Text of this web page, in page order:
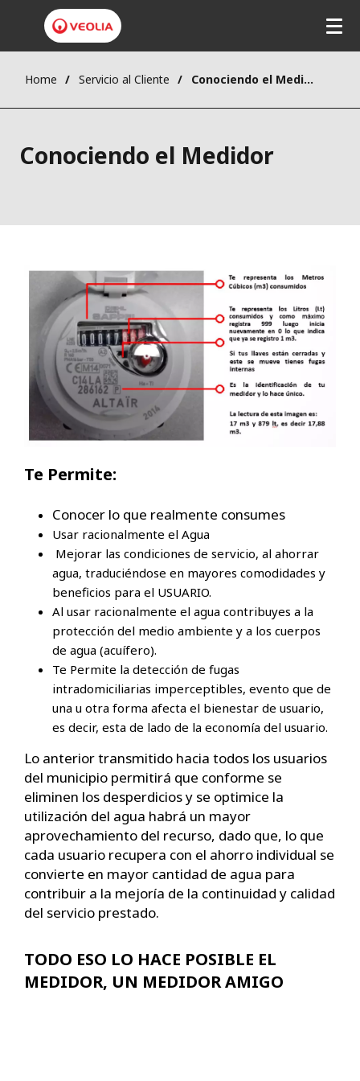
contenido
principal
Home Servicio al Cliente Conociendo el Medidor
Conociendo el Medidor
Te Permite:
Conocer lo que realmente consumes
Usar racionalmente el Agua
Mejorar las condiciones de servicio, al ahorrar
agua, traduciéndose en mayores comodidades y
beneficios para el USUARIO.
Al usar racionalmente el agua contribuyes a la
protección del medio ambiente y a los cuerpos
de agua (acuífero).
Te Permite la detección de fugas
intradomiciliarias imperceptibles, evento que de
una u otra forma afecta el bienestar de usuario,
es decir, esta de lado de la economía del usuario.
Lo anterior transmitido hacia todos los usuarios
del municipio permitirá que conforme se
eliminen los desperdicios y se optimice la
utilización del agua habrá un mayor
aprovechamiento del recurso, dado que, lo que
cada usuario recupera con el ahorro individual se
convierte en mayor cantidad de agua para
contribuir a la mejoría de la continuidad y calidad
del servicio prestado.
TODO ESO LO HACE POSIBLE EL
MEDIDOR, UN MEDIDOR AMIGO